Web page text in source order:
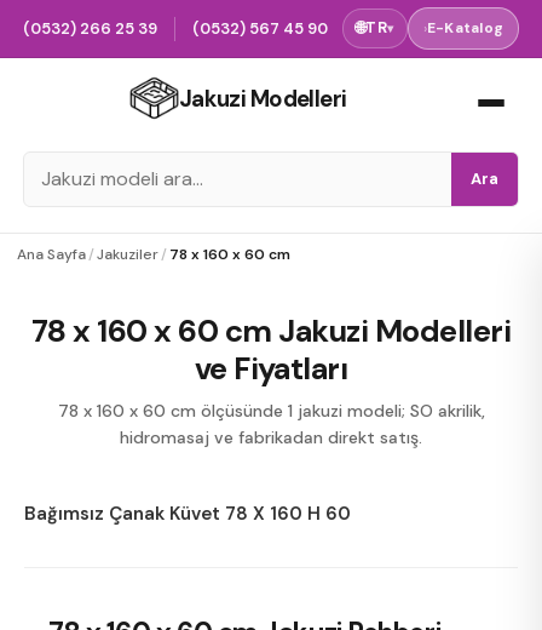
(0532) 266 25 39 (0532) 567 45 90 🌐TR▾ ›E-Katalog
Jakuzi Modelleri
Ara
Ana Sayfa/Jakuziler/78 x 160 x 60 cm
78 x 160 x 60 cm Jakuzi Modelleri
ve Fiyatları
78 x 160 x 60 cm ölçüsünde 1 jakuzi modeli; SO akrilik,
hidromasaj ve fabrikadan direkt satış.
Bağımsız Çanak Küvet 78 X 160 H 60